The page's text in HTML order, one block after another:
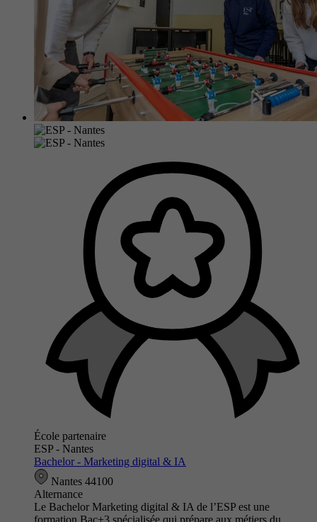
École partenaire
ESP - Nantes
Bachelor - Marketing digital & IA
Nantes 44100
Alternance
Le Bachelor Marketing digital & IA de l’ESP est une
formation Bac+3 spécialisée qui prépare aux métiers du